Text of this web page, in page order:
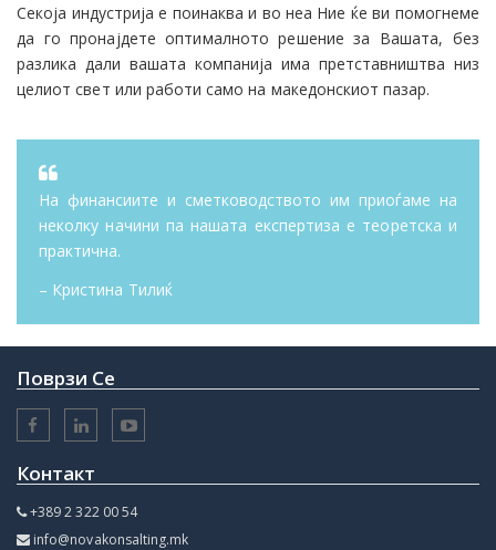
Секоја индустрија е поинаква и во неа Ние ќе ви помогнеме
да го пронајдете оптималното решение за Вашата, без
разлика дали вашата компанија има претставништва низ
целиот свет или работи само на македонскиот пазар.
На финансиите и сметководството им приоѓаме на
неколку начини па нашата експертиза е теоретска и
практична.
– Кристина Тилиќ
Поврзи Се
Контакт
+389 2 322 00 54
info@novakonsalting.mk